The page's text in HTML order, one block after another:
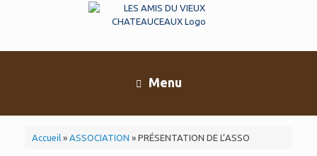
Menu
Accueil » ASSOCIATION » PRÉSENTATION DE L’ASSO